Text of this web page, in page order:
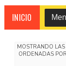
INICIO
MOSTRANDO
ORDENADAS